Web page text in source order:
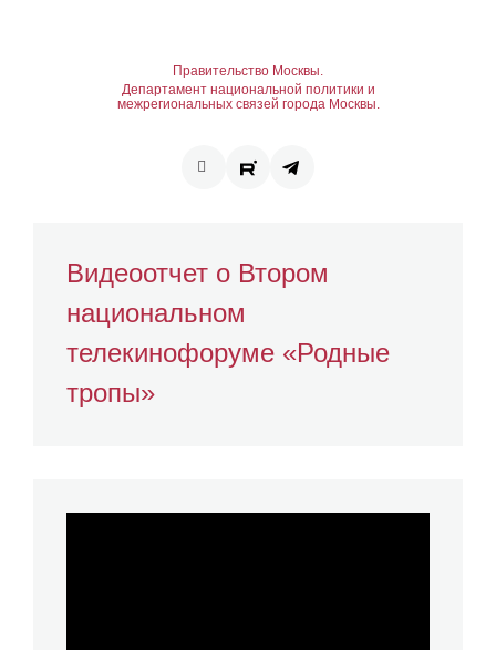
Правительство Москвы.
Департамент национальной политики и
межрегиональных связей города Москвы.
Видеоотчет о Втором
национальном
телекинофоруме «Родные
тропы»